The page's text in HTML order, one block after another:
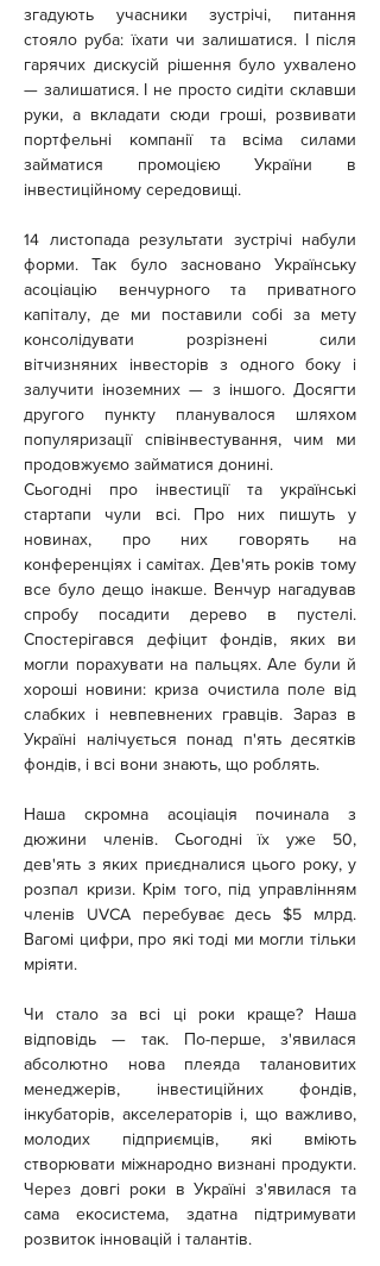
згадують учасники зустрічі, питання
стояло руба: їхати чи залишатися. І після
гарячих дискусій рішення було ухвалено
— залишатися. І не просто сидіти склавши
руки, а вкладати сюди гроші, розвивати
портфельні компанії та всіма силами
займатися промоцією України в
інвестиційному середовищі.
14 листопада результати зустрічі набули
форми. Так було засновано Українську
асоціацію венчурного та приватного
капіталу, де ми поставили собі за мету
консолідувати розрізнені сили
вітчизняних інвесторів з одного боку і
залучити іноземних — з іншого. Досягти
другого пункту планувалося шляхом
популяризації співінвестування, чим ми
продовжуємо займатися донині.
Сьогодні про інвестиції та українські
стартапи чули всі. Про них пишуть у
новинах, про них говорять на
конференціях і самітах. Дев'ять років тому
все було дещо інакше. Венчур нагадував
спробу посадити дерево в пустелі.
Спостерігався дефіцит фондів, яких ви
могли порахувати на пальцях. Але були й
хороші новини: криза очистила поле від
слабких і невпевнених гравців. Зараз в
Україні налічується понад п'ять десятків
фондів, і всі вони знають, що роблять.
Наша скромна асоціація починала з
дюжини членів. Сьогодні їх уже 50,
дев'ять з яких приєдналися цього року, у
розпал кризи. Крім того, під управлінням
членів UVCA перебуває десь $5 млрд.
Вагомі цифри, про які тоді ми могли тільки
мріяти.
Чи стало за всі ці роки краще? Наша
відповідь — так. По-перше, з'явилася
абсолютно нова плеяда талановитих
менеджерів, інвестиційних фондів,
інкубаторів, акселераторів і, що важливо,
молодих підприємців, які вміють
створювати міжнародно визнані продукти.
Через довгі роки в Україні з'явилася та
сама екосистема, здатна підтримувати
розвиток інновацій і талантів.